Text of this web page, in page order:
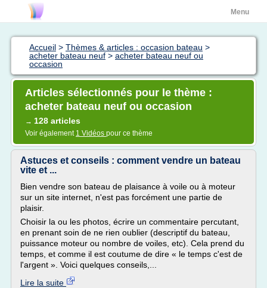
Menu
Accueil > Thèmes & articles : occasion bateau >
acheter bateau neuf > acheter bateau neuf ou
occasion
Articles sélectionnés pour le thème :
acheter bateau neuf ou occasion
→ 128 articles
Voir également 1 Vidéos pour ce thème
Astuces et conseils : comment vendre un bateau
vite et ...
Bien vendre son bateau de plaisance à voile ou à moteur
sur un site internet, n'est pas forcément une partie de
plaisir.
Choisir la ou les photos, écrire un commentaire percutant,
en prenant soin de ne rien oublier (descriptif du bateau,
puissance moteur ou nombre de voiles, etc). Cela prend du
temps, et comme il est coutume de dire « le temps c'est de
l'argent ». Voici quelques conseils,...
Lire la suite